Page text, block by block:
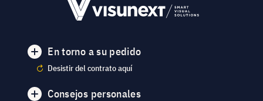
En torno a su pedido
Desistir del contrato aquí
Consejos personales